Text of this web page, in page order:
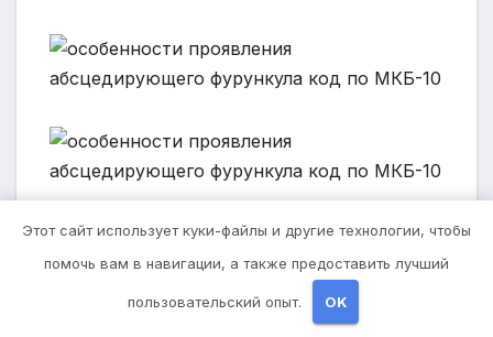
Симптоматика начальных проявлений
характерна для обычного фурункула. При
Этот сайт использует куки-файлы и другие технологии, чтобы
помочь вам в навигации, а также предоставить лучший
пользовательский опыт. OK